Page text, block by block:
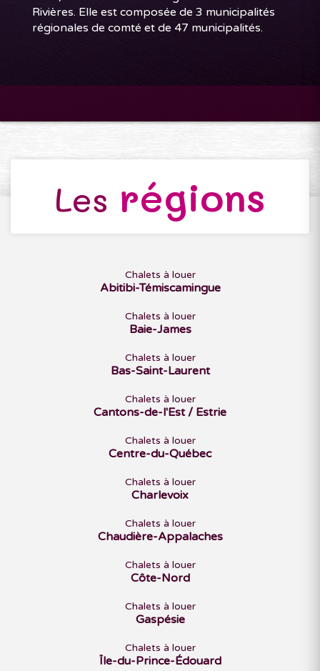
Rivières. Elle est composée de 3 municipalités
régionales de comté et de 47 municipalités.
Les régions
Chalets à louer
Abitibi-Témiscamingue
Chalets à louer
Baie-James
Chalets à louer
Bas-Saint-Laurent
Chalets à louer
Cantons-de-l'Est / Estrie
Chalets à louer
Centre-du-Québec
Chalets à louer
Charlevoix
Chalets à louer
Chaudière-Appalaches
Chalets à louer
Côte-Nord
Chalets à louer
Gaspésie
Chalets à louer
Île-du-Prince-Édouard